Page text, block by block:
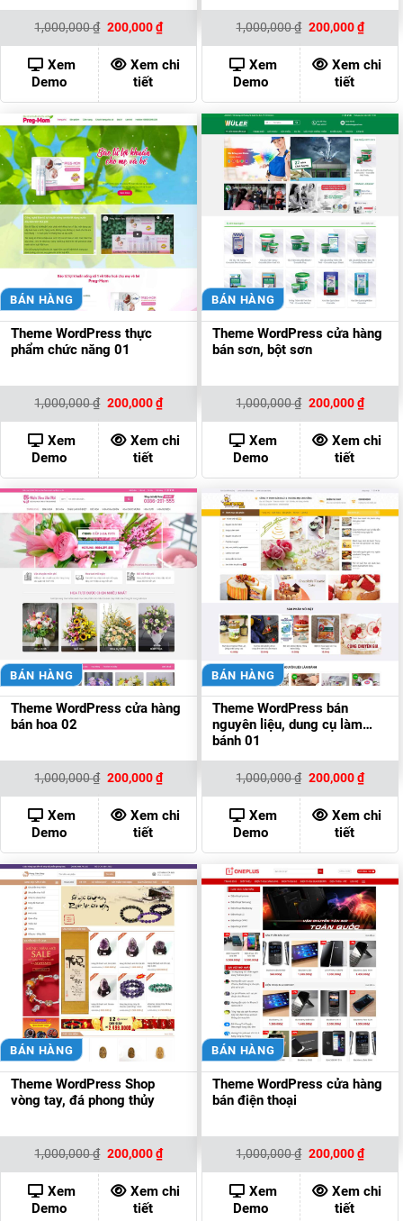
1,000,000₫ Giá
là:
1,000,000 ₫.
200,000₫Giá
hiện
tại
là:
200,000 ₫.
Xem
Demo
Xem chi
tiết
1,000,000₫ Giá
là:
1,000,000 ₫.
200,000₫Giá
hiện
tại
là:
Xem
Demo
Xem chi
tiết
BÁN HÀNG
Theme WordPress thực
phẩm chức năng 01
1,000,000₫ Giá
là:
1,000,000 ₫.
200,000₫Giá
hiện
tại
là:
200,000 ₫.
Xem
Demo
Xem chi
tiết
BÁN HÀNG
Theme WordPress cửa hàng
bán sơn, bột sơn
1,000,000₫ Giá
là:
1,000,000 ₫.
200,000₫Giá
hiện
tại
là:
Xem
Demo
Xem chi
tiết
BÁN HÀNG
Theme WordPress cửa hàng
bán hoa 02
1,000,000₫ Giá
là:
1,000,000 ₫.
200,000₫Giá
hiện
tại
là:
200,000 ₫.
Xem
Demo
Xem chi
tiết
BÁN HÀNG
Theme WordPress bán
nguyên liệu, dung cụ làm
bánh 01
1,000,000₫ Giá
là:
1,000,000 ₫.
200,000₫Giá
hiện
tại
là:
Xem
Demo
Xem chi
tiết
BÁN HÀNG
Theme WordPress Shop
vòng tay, đá phong thủy
1,000,000₫ Giá
là:
1,000,000 ₫.
200,000₫Giá
hiện
tại
là:
200,000 ₫.
Xem
Demo
Xem chi
tiết
BÁN HÀNG
Theme WordPress cửa hàng
bán điện thoại
1,000,000₫ Giá
là:
1,000,000 ₫.
200,000₫Giá
hiện
tại
là:
Xem
Demo
Xem chi
tiết